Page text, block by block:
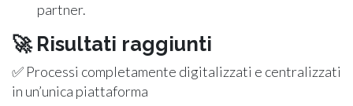
partner.
🚀 Risultati raggiunti
✅ Processi completamente digitalizzati e centralizzati
in un’unica piattaforma